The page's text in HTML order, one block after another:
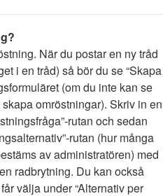
När du postar en ny tråd
i en tråd) så bör du se “Skapa
(om du inte kan se
omröstningar). Skriv in en
rutan och sedan
rutan (hur många
av administratören) med
radbrytning. Du kan också
välja under “Alternativ per